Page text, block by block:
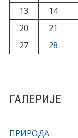
13
14
20
21
27
28
ГАЛЕРИЈЕ
ПРИРОДА